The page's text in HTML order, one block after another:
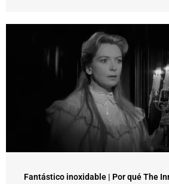
Fantástico inoxidable | Por qué The